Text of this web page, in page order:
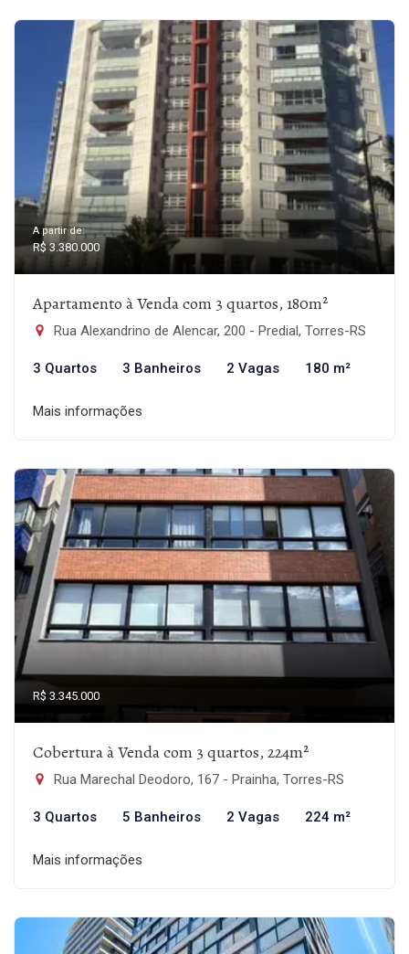
A partir de:
R$ 3.380.000
Apartamento à Venda com 3 quartos, 180m²
Rua Alexandrino de Alencar, 200 - Predial, Torres-RS
3 Quartos 3 Banheiros 2 Vagas 180 m²
Mais informações
R$ 3.345.000
Cobertura à Venda com 3 quartos, 224m²
Rua Marechal Deodoro, 167 - Prainha, Torres-RS
3 Quartos 5 Banheiros 2 Vagas 224 m²
Mais informações